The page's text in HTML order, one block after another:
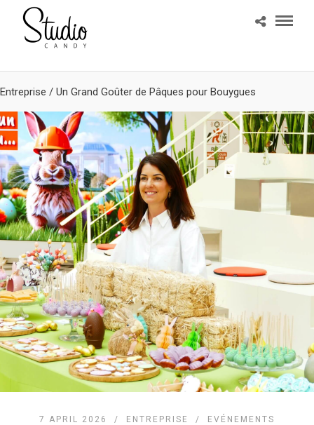
Entreprise / Un Grand Goûter de Pâques pour Bouygues
7 APRIL 2026 / ENTREPRISE /
EVÉNEMENTS